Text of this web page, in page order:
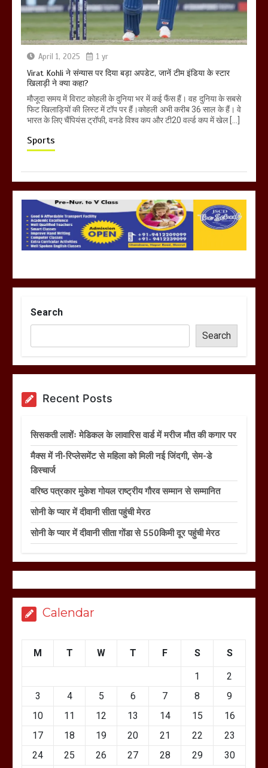
April 1, 2025 1 yr
Virat Kohli ने संन्यास पर दिया बड़ा अपडेट, जानें टीम इंडिया के स्टार
खिलाड़ी ने क्या कहा?
मौजूदा समय में विराट कोहली के दुनिया भर में कई फैंस हैं। वह दुनिया के सबसे
फिट खिलाड़ियों की लिस्ट में टॉप पर हैं।कोहली अभी करीब 36 साल के हैं। वे
भारत के लिए चैंपियंस ट्रॉफी, वनडे विश्व कप और टी20 वर्ल्ड कप में खेल […]
Sports
Search
Search
Recent Posts
सिसकती लाशेंः मेडिकल के लावारिस वार्ड में मरीज मौत की कगार पर
मैक्स में नी-रिप्लेसमेंट से महिला को मिली नई जिंदगी, सेम-डे
डिस्चार्ज
वरिष्ठ पत्रकार मुकेश गोयल राष्ट्रीय गौरव सम्मान से सम्मानित
सोनी के प्यार में दीवानी सीता पहुंची मेरठ
सोनी के प्यार में दीवानी सीता गोंडा से 550किमी दूर पहुंची मेरठ
Calendar
M T W T F S S
1
2
3
4 5 6 7 8
9
10
11 12 13 14 15
16
17
18 19 20 21 22
23
24
25 26 27 28 29
30